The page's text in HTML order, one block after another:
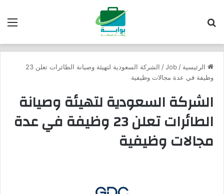
الرئيسية /
Job
/
الشركة السعودية لتهيئة وصيانة الطائرات تعلن 23
وظيفة في عدة مجالات وظيفية
الشركة السعودية لتهيئة وصيانة
الطائرات تعلن 23 وظيفة في عدة
مجالات وظيفية